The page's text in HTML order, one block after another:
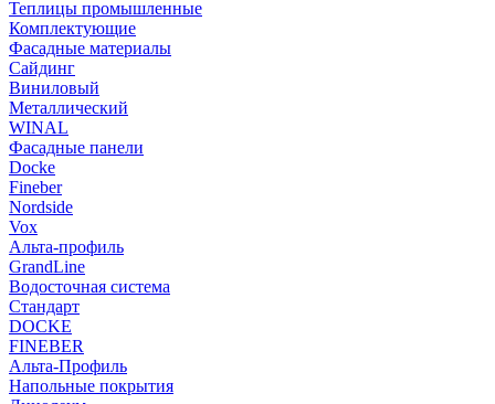
Теплицы промышленные
Комплектующие
Фасадные материалы
Сайдинг
Виниловый
Металлический
WINAL
Фасадные панели
Docke
Fineber
Nordside
Vox
Альта-профиль
GrandLine
Водосточная система
Стандарт
DOCKE
FINEBER
Альта-Профиль
Напольные покрытия